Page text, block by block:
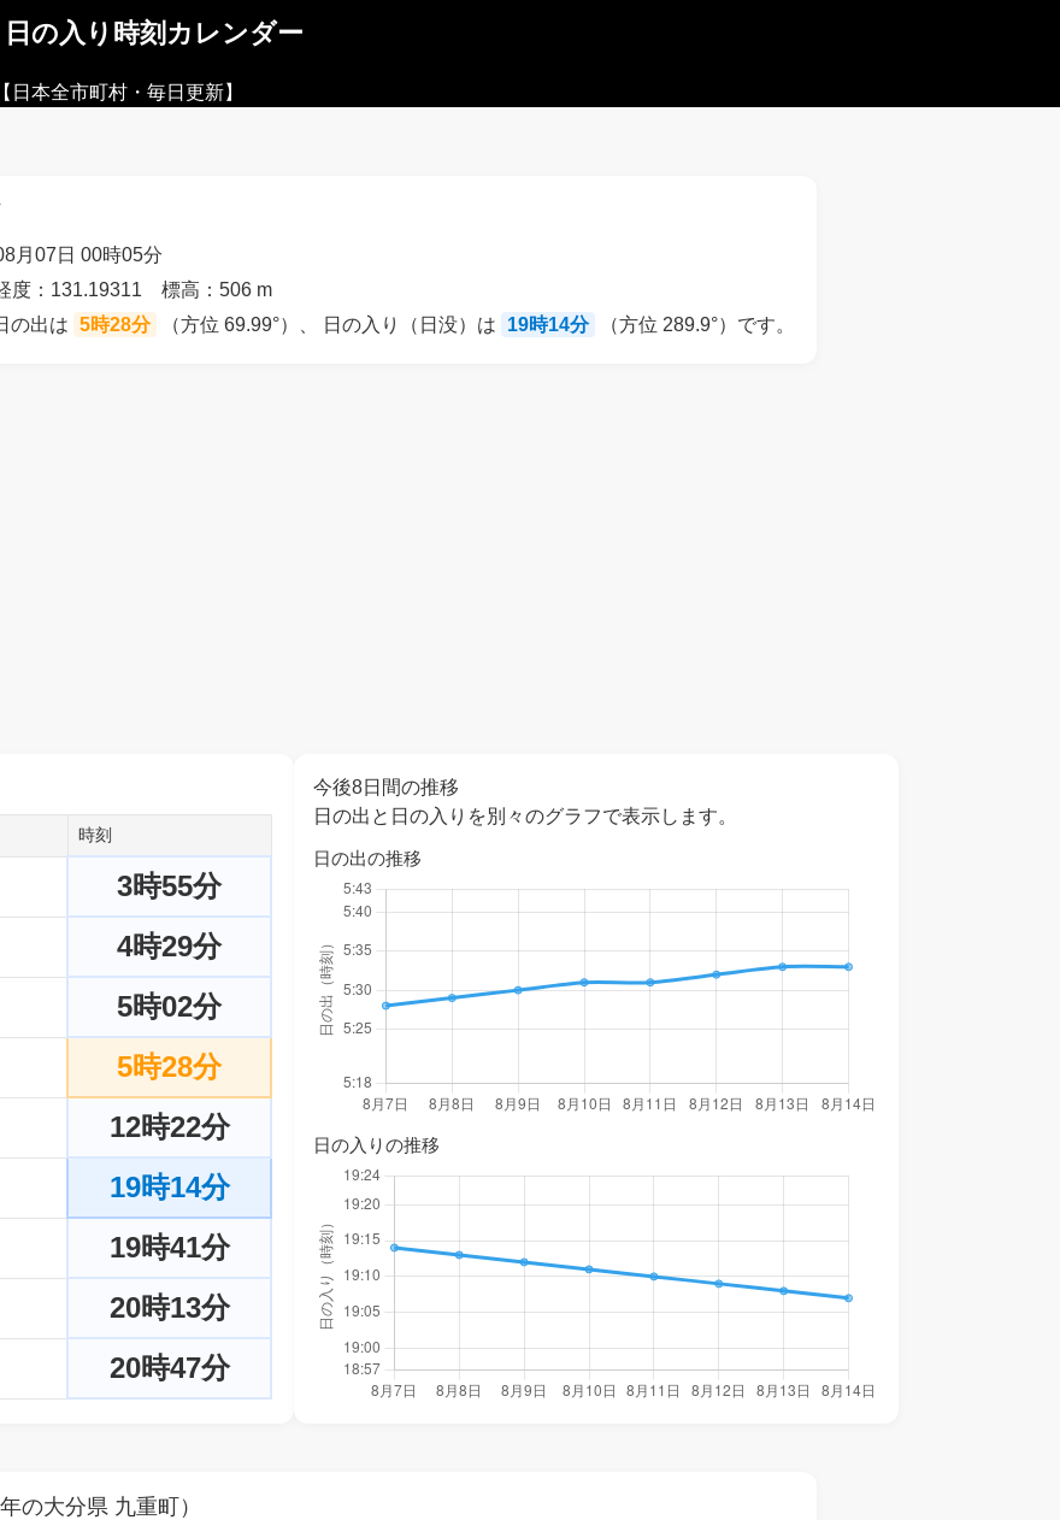
の入り時刻カレンダー
本全市町村・毎日更新】
月07日 00時05分
度：131.19311 標高：506 m
の出は 5時28分 （方位 69.99°）、 日の入り（日没）は 19時14分 （方位 289.9°）です。
時刻
3時55分
4時29分
5時02分
5時28分
12時22分
19時14分
19時41分
20時13分
20時47分
今後8日間の推移
日の出と日の入りを別々のグラフで表示します。
日の出の推移
日の入りの推移
の大分県 九重町）